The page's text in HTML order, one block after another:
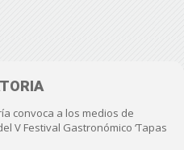
convoca a los medios de
V Festival Gastronómico ‘Tapas